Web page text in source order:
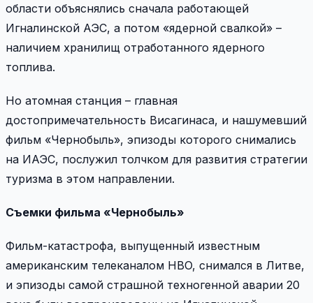
области объяснялись сначала работающей
Игналинской АЭС, а потом «ядерной свалкой» –
наличием хранилищ отработанного ядерного
топлива.
Но атомная станция – главная
достопримечательность Висагинаса, и нашумевший
фильм «Чернобыль», эпизоды которого снимались
на ИАЭС, послужил толчком для развития стратегии
туризма в этом направлении.
Съемки фильма «Чернобыль»
Фильм-катастрофа, выпущенный известным
американским телеканалом HBO, снимался в Литве,
и эпизоды самой страшной техногенной аварии 20